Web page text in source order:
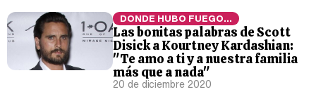
DONDE HUBO FUEGO...
Las bonitas palabras de Scott
Disick a Kourtney Kardashian:
"Te amo a ti y a nuestra familia
más que a nada"
20 de diciembre 2020